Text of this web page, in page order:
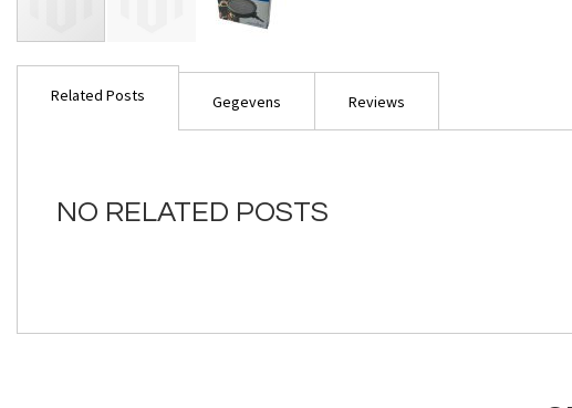
gallerij
Related Posts
NO RELATED POSTS
Gegevens Reviews